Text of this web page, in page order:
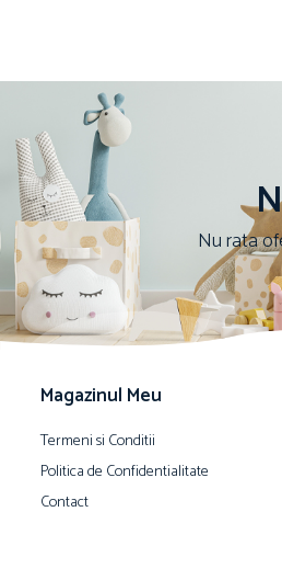
Nu rata
Magazinul Meu
Termeni si Conditii
Politica de Confidentialitate
Contact